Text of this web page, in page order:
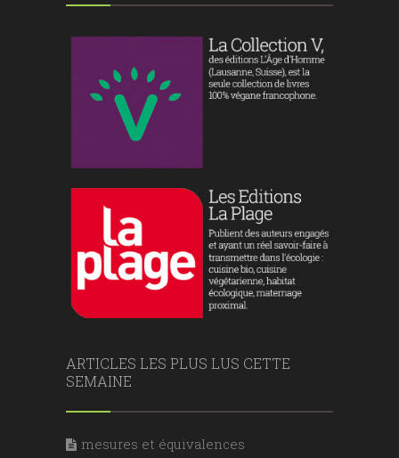
ARTICLES LES PLUS LUS CETTE
SEMAINE
mesures et équivalences